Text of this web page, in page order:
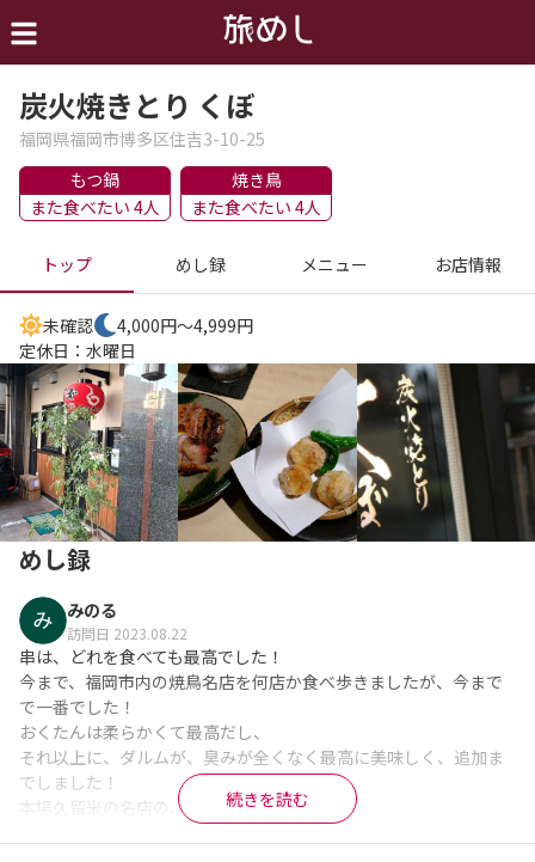
炭火焼きとり くぼ
福岡県福岡市博多区住吉3-10-25
もつ鍋
また食べたい 4人
焼き鳥
また食べたい 4人
トップ めし録 メニュー お店情報
未確認
4,000円～4,999円
定休日： 水曜日
めし録
みのる
訪問日 2023.08.22
串は、どれを食べても最高でした！
今まで、福岡市内の焼鳥名店を何店か食べ歩きましたが、今まで
で一番でした！
おくたんは柔らかくて最高だし、
それ以上に、ダルムが、臭みが全くなく最高に美味しく、追加ま
でしました！
本場久留米の名店の、ダルムより旨かった！
続きを読む